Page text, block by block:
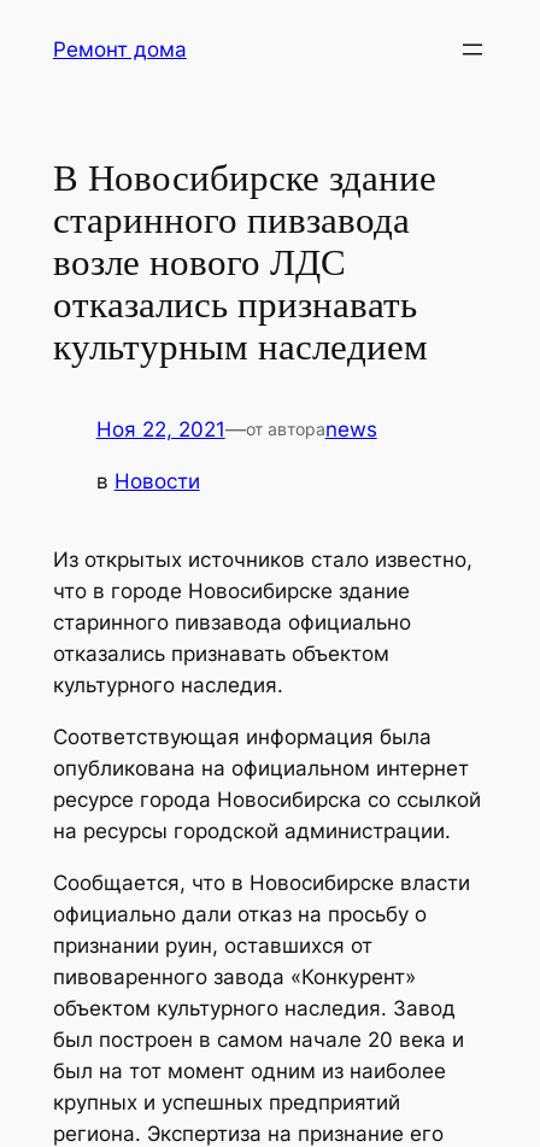
Ремонт дома
В Новосибирске здание
старинного пивзавода
возле нового ЛДС
отказались признавать
культурным наследием
Ноя 22, 2021—от автораnews
в Новости
Из открытых источников стало известно,
что в городе Новосибирске здание
старинного пивзавода официально
отказались признавать объектом
культурного наследия.
Соответствующая информация была
опубликована на официальном интернет
ресурсе города Новосибирска со ссылкой
на ресурсы городской администрации.
Сообщается, что в Новосибирске власти
официально дали отказ на просьбу о
признании руин, оставшихся от
пивоваренного завода «Конкурент»
объектом культурного наследия. Завод
был построен в самом начале 20 века и
был на тот момент одним из наиболее
крупных и успешных предприятий
региона. Экспертиза на признание его